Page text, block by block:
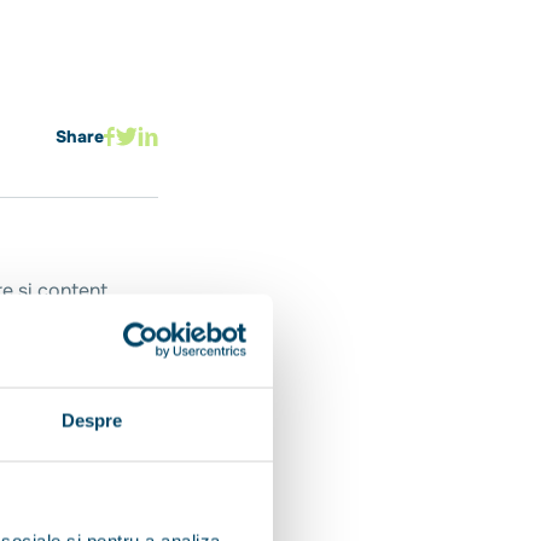
Despre
Share
și content
și pentru
din
profunzimea